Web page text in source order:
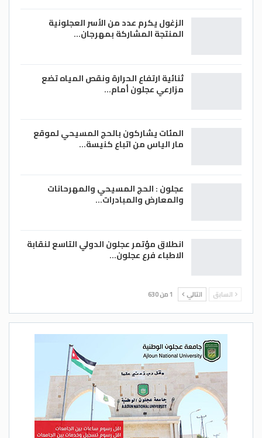
الزغول يكرم عدد من الأسر العجلونية
المنتجة المشاركة بمهرجان…
ثنائية ارتفاع الحرارة ونقص المياه تضع
مزارعي عجلون أمام…
المئات يشاركون بالحج المسيحي لموقع
مار الياس من اتباع كنيسة…
عجلون : الحج المسيحي والمهرحانات
والمعارض والمبادرات…
انطلاق مؤتمر عجلون الدولي التاسع لنقابة
الاطباء فرع عجلون…
السابق التالي 1 من 630